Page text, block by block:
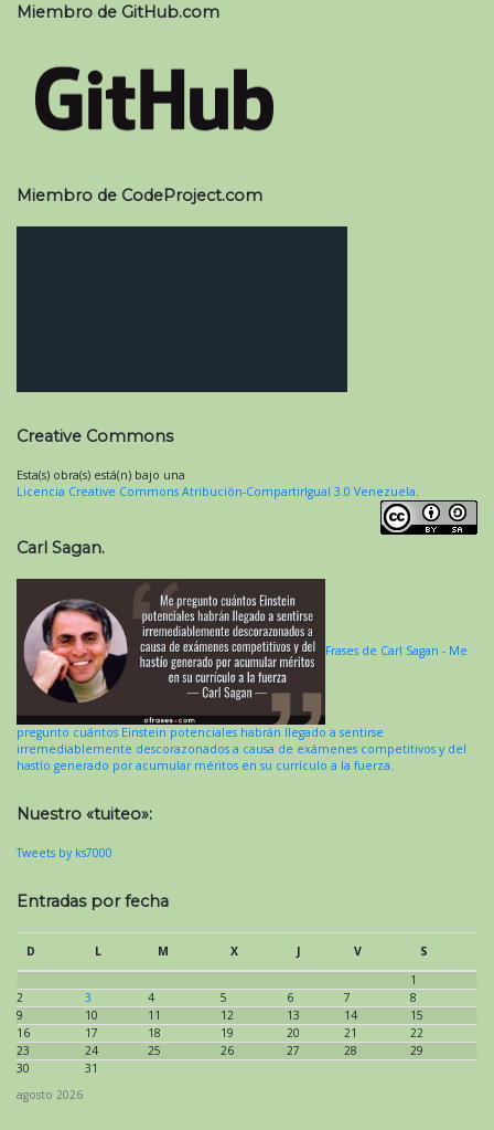
Miembro de GitHub.com
Miembro de CodeProject.com
Creative Commons
Esta(s) obra(s) está(n) bajo una
Licencia Creative Commons Atribución-CompartirIgual 3.0 Venezuela.
Carl Sagan.
Frases de Carl Sagan - Me
pregunto cuántos Einstein potenciales habrán llegado a sentirse
irremediablemente descorazonados a causa de exámenes competitivos y del
hastío generado por acumular méritos en su currículo a la fuerza.
Nuestro «tuiteo»:
Tweets by ks7000
Entradas por fecha
agosto 2026
D L M X J V
S
1
2
3 4 5 6 7
8
9
10 11 12 13 14
15
16
17 18 19 20 21
22
23
24 25 26 27 28
29
30
31